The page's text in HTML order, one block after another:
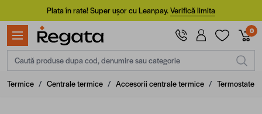
Mergi la ConținutPlata în rate! Super ușor cu Leanpay.Verifică limita
0
Caută produse dupa cod, denumire sau categorie
Termice / Centrale termice / Accesorii centrale termice / Termostate